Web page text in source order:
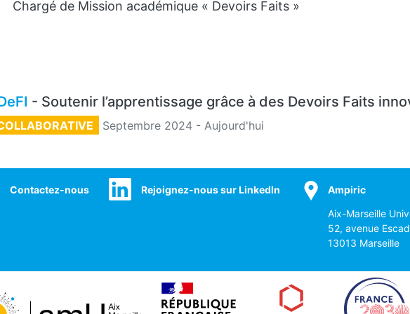
Chargé de Mission académique « Devoirs Faits »
- Soutenir l’apprentissage grâce à des Devoirs Faits
Septembre 2024 - Aujourd'hui
Contactez-nous Rejoignez-nous sur LinkedIn Ampiric
Aix-Marseille
52, avenue
13013 Marseille